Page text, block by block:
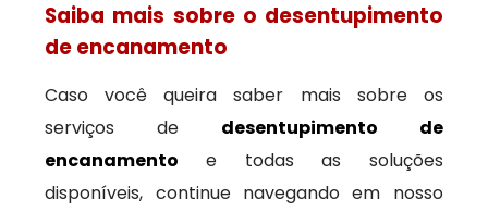
Saiba mais sobre o desentupimento
de encanamento
Caso você queira saber mais sobre os
serviços de desentupimento de
encanamento e todas as soluções
disponíveis, continue navegando em nosso